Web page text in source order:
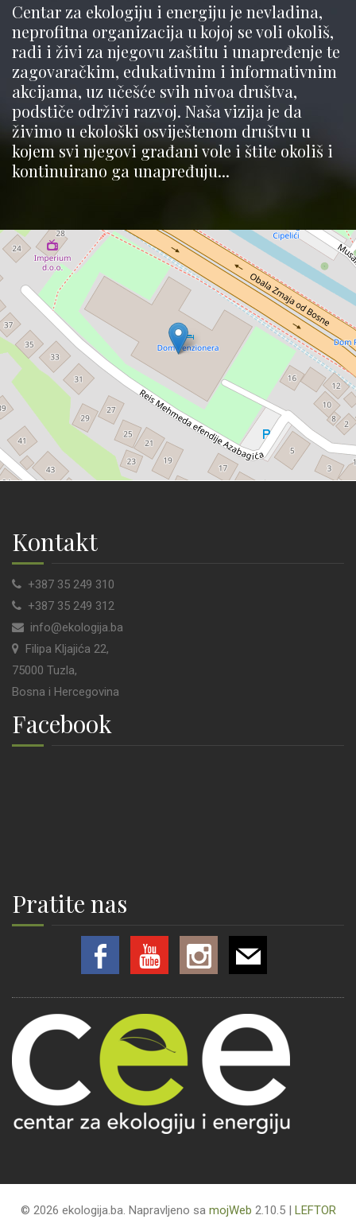
Centar za ekologiju i energiju je nevladina,
neprofitna organizacija u kojoj se voli okoliš,
radi i živi za njegovu zaštitu i unapređenje te
zagovaračkim, edukativnim i informativnim
akcijama, uz učešće svih nivoa društva,
podstiče održivi razvoj. Naša vizija je da
živimo u ekološki osviještenom društvu u
kojem svi njegovi građani vole i štite okoliš i
kontinuirano ga unapređuju...
Kontakt
+387 35 249 310
+387 35 249 312
info@ekologija.ba
Filipa Kljajića 22,
75000 Tuzla,
Bosna i Hercegovina
Facebook
Pratite nas
© 2026 ekologija.ba. Napravljeno sa mojWeb 2.10.5 | LEFTOR